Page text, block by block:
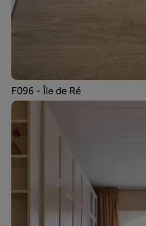
F096 - Île de Ré